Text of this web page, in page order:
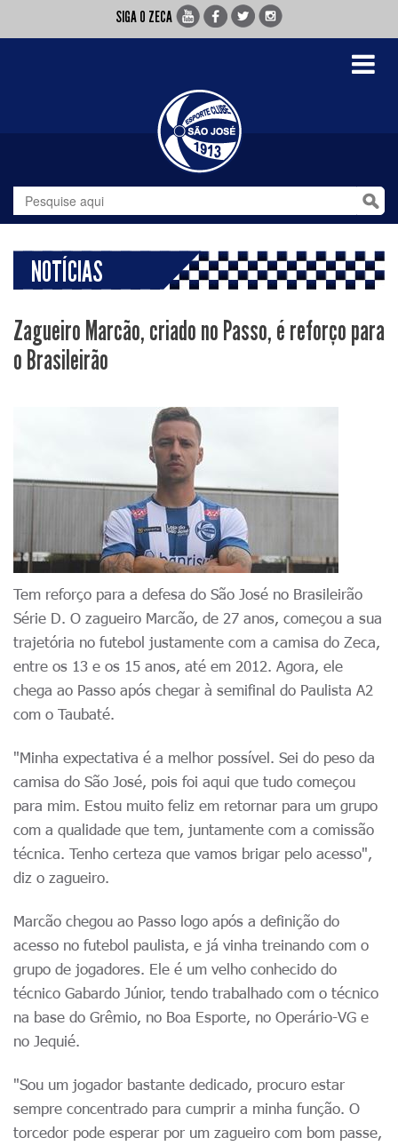
SIGA O ZECA
Toggle
NOTÍCIAS
Zagueiro Marcão, criado no Passo, é reforço para
o Brasileirão
Tem reforço para a defesa do São José no Brasileirão
Série D. O zagueiro Marcão, de 27 anos, começou a sua
trajetória no futebol justamente com a camisa do Zeca,
entre os 13 e os 15 anos, até em 2012. Agora, ele
chega ao Passo após chegar à semifinal do Paulista A2
com o Taubaté.
"Minha expectativa é a melhor possível. Sei do peso da
camisa do São José, pois foi aqui que tudo começou
para mim. Estou muito feliz em retornar para um grupo
com a qualidade que tem, juntamente com a comissão
técnica. Tenho certeza que vamos brigar pelo acesso",
diz o zagueiro.
Marcão chegou ao Passo logo após a definição do
acesso no futebol paulista, e já vinha treinando com o
grupo de jogadores. Ele é um velho conhecido do
técnico Gabardo Júnior, tendo trabalhado com o técnico
na base do Grêmio, no Boa Esporte, no Operário-VG e
no Jequié.
"Sou um jogador bastante dedicado, procuro estar
sempre concentrado para cumprir a minha função. O
torcedor pode esperar por um zagueiro com bom passe,